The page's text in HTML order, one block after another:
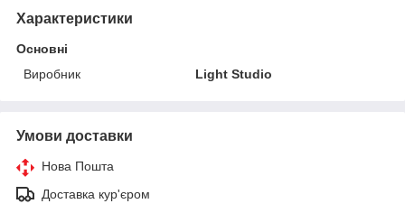
Характеристики
Основні
Виробник
Light Studio
Умови доставки
Нова Пошта
Доставка кур'єром